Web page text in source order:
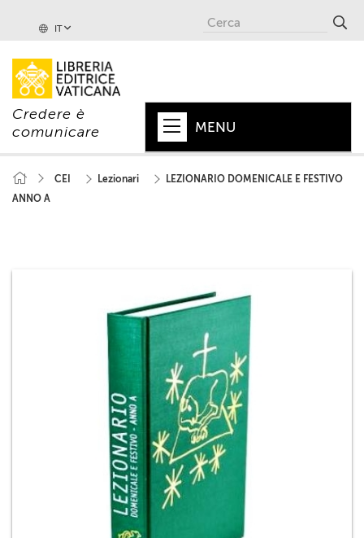
IT
Credere è
comunicare
MENU
MONDO
COLLANE
RIVISTE
AUTORI VARI
CEI Lezionari
LEZIONARIO DOMENICALE E FESTIVO
ANNO A